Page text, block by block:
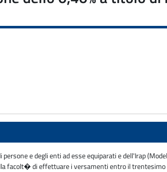
e degli enti ad esse equiparati e dell'Irap
facolt� di effettuare i versamenti entro il